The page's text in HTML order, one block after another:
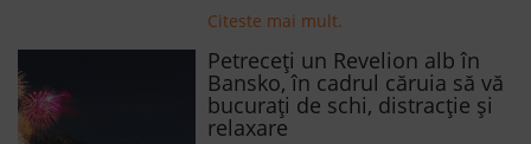
Citeste mai mult.
Petreceți un Revelion alb în
Bansko, în cadrul căruia să vă
bucurați de schi, distracție și
relaxare